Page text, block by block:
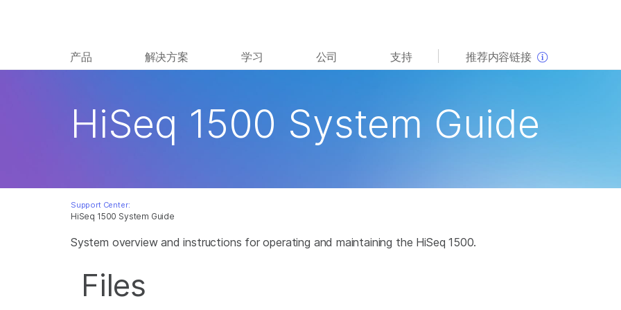
产品 解决方案 学习 公司 支持 推荐内容链接
HiSeq 1500 System Guide
HiSeq 1500 System Guide
Support Center:
System overview and instructions for operating and maintaining the HiSeq 1500.
Files
查看更多相关内容。选择您感兴趣的领域:
农业基因组学
复杂疾病
遗传病和罕见病